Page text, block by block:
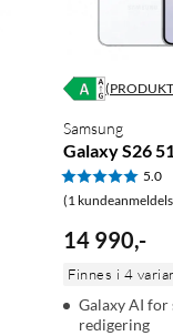
Samsung
Galaxy S26
5.0
(1
14 990,-
Finnes i 4
Galaxy AI for
redigering